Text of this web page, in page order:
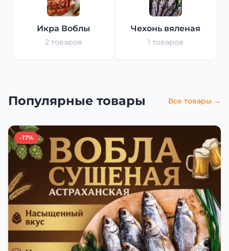
Икра Воблы
2 товаров
Чехонь вяленая
1 товаров
Популярные товары Все товары →
-17%